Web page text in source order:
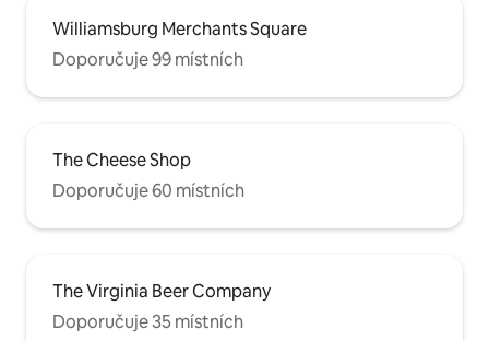
Williamsburg Merchants Square
Doporučuje 99 místních
The Cheese Shop
Doporučuje 60 místních
The Virginia Beer Company
Doporučuje 35 místních